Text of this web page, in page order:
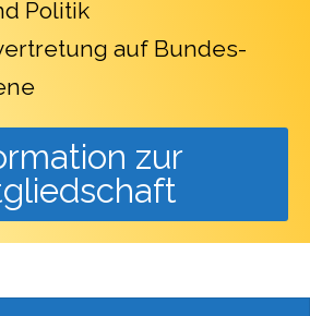
Politik
auf Bundes-
zur